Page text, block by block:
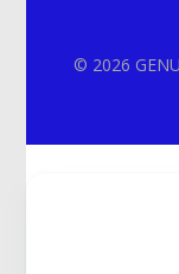
© 2026